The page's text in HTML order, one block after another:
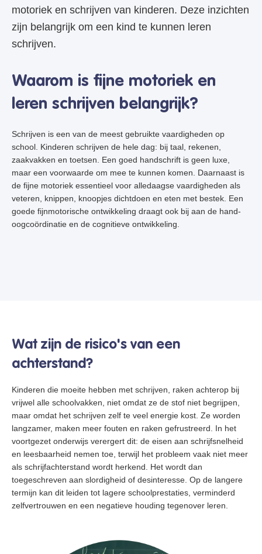
motoriek en schrijven van kinderen. Deze inzichten
zijn belangrijk om een kind te kunnen leren
schrijven.
Waarom is fijne motoriek en
leren schrijven belangrijk?
Schrijven is een van de meest gebruikte vaardigheden op
school. Kinderen schrijven de hele dag: bij taal, rekenen,
zaakvakken en toetsen. Een goed handschrift is geen luxe,
maar een voorwaarde om mee te kunnen komen. Daarnaast is
de fijne motoriek essentieel voor alledaagse vaardigheden als
veteren, knippen, knoopjes dichtdoen en eten met bestek. Een
goede fijnmotorische ontwikkeling draagt ook bij aan de hand-
oogcoördinatie en de cognitieve ontwikkeling.
Wat zijn de risico's van een
achterstand?
Kinderen die moeite hebben met schrijven, raken achterop bij
vrijwel alle schoolvakken, niet omdat ze de stof niet begrijpen,
maar omdat het schrijven zelf te veel energie kost. Ze worden
langzamer, maken meer fouten en raken gefrustreerd. In het
voortgezet onderwijs verergert dit: de eisen aan schrijfsnelheid
en leesbaarheid nemen toe, terwijl het probleem vaak niet meer
als schrijfachterstand wordt herkend. Het wordt dan
toegeschreven aan slordigheid of desinteresse. Op de langere
termijn kan dit leiden tot lagere schoolprestaties, verminderd
zelfvertrouwen en een negatieve houding tegenover leren.